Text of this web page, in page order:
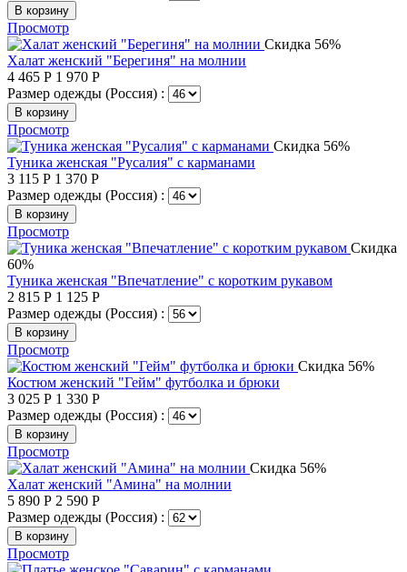
В корзину
Просмотр
Скидка 56%
Халат женский "Берегиня" на молнии
4 465 Р 1 970 Р
Размер одежды (Россия) :
В корзину
Просмотр
Скидка 56%
Туника женская "Русалия" с карманами
3 115 Р 1 370 Р
Размер одежды (Россия) :
В корзину
Просмотр
Скидка
60%
Туника женская "Впечатление" с коротким рукавом
2 815 Р 1 125 Р
Размер одежды (Россия) :
В корзину
Просмотр
Скидка 56%
Костюм женский "Гейм" футболка и брюки
3 025 Р 1 330 Р
Размер одежды (Россия) :
В корзину
Просмотр
Скидка 56%
Халат женский "Амина" на молнии
5 890 Р 2 590 Р
Размер одежды (Россия) :
В корзину
Просмотр